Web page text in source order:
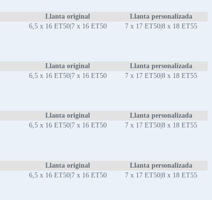
Llanta original
Llanta personalizada
6,5 x 16 ET50|7 x 16 ET50 7 x 17 ET50|8 x 18 ET55
Llanta original
Llanta personalizada
6,5 x 16 ET50|7 x 16 ET50 7 x 17 ET50|8 x 18 ET55
Llanta original
Llanta personalizada
6,5 x 16 ET50|7 x 16 ET50 7 x 17 ET50|8 x 18 ET55
Llanta original
Llanta personalizada
6,5 x 16 ET50|7 x 16 ET50 7 x 17 ET50|8 x 18 ET55